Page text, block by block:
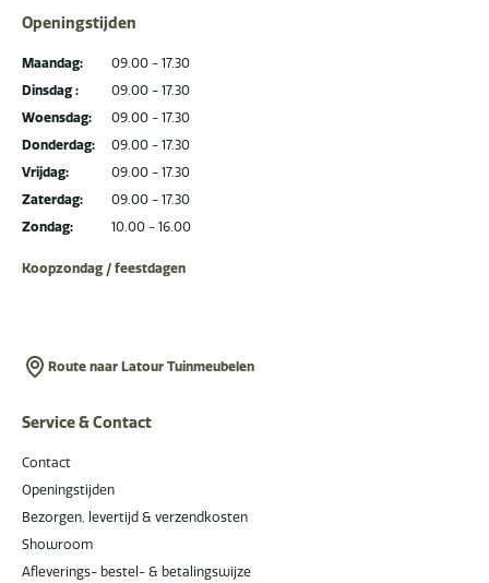
Openingstijden
Maandag:
Dinsdag :
Woensdag:
Donderdag:
Vrijdag:
Zaterdag:
Zondag:
09.00 - 17.30
09.00 - 17.30
09.00 - 17.30
09.00 - 17.30
09.00 - 17.30
09.00 - 17.30
10.00 - 16.00
Koopzondag / feestdagen
Route naar Latour Tuinmeubelen
Service & Contact
Contact
Openingstijden
Bezorgen, levertijd & verzendkosten
Showroom
Afleverings- bestel- & betalingswijze